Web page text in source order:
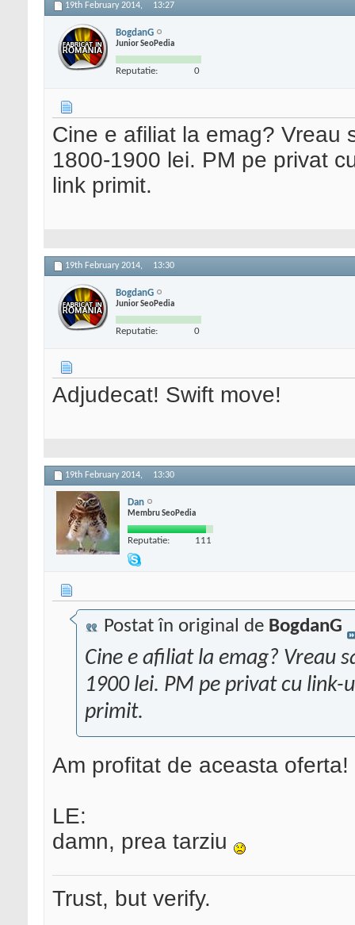
19th February 2014, 13:27
BogdanG
Junior SeoPedia
Reputatie: 0
Cine e afiliat la emag? Vreau
1800-1900 lei. PM pe privat
link primit.
19th February 2014, 13:30
BogdanG
Junior SeoPedia
Reputatie: 0
Adjudecat! Swift move!
19th February 2014, 13:30
Dan
Membru SeoPedia
Reputatie: 111
Postat în original de BogdanG
Cine e afiliat la emag? Vreau
1900 lei. PM pe privat cu
primit.
Am profitat de aceasta oferta!
LE:
damn, prea tarziu
Trust, but verify.